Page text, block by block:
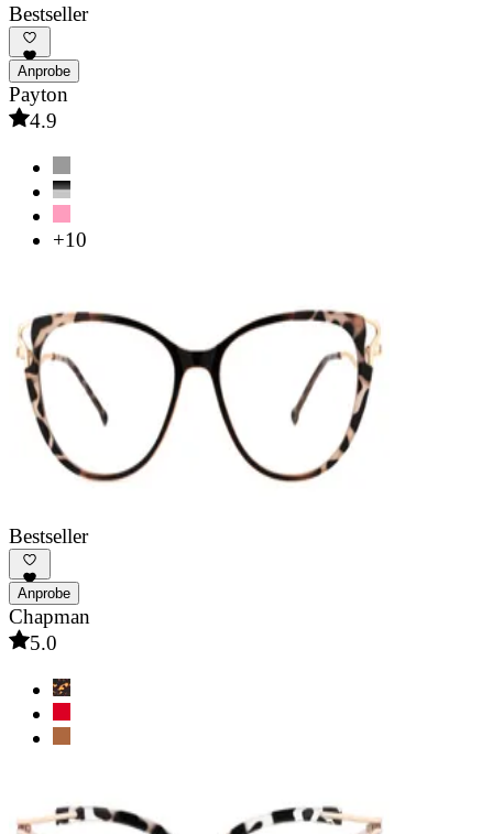
Bestseller
Anprobe
Payton
4.9
+10
Bestseller
Anprobe
Chapman
5.0